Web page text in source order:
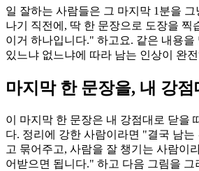
일 잘하는 사람들은 그 마지막 1분을
나기 직전에, 딱 한 문장으로 도장을 찍
이거 하나입니다." 하고요. 같은 내용을
있느냐 없느냐에 따라 남는 인상이 완
마지막 한 문장을, 내 강
이 마지막 한 문장은 내 강점대로 닫을
다. 정리에 강한 사람이라면 "결국 남
고 묶어주고, 사람을 잘 챙기는 사람이
어받으면 됩니다." 하고 다음 그림을 그